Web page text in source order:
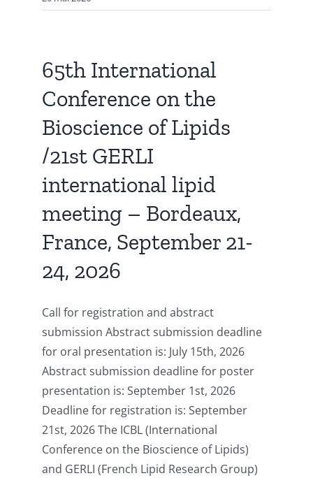
65th International
Conference on the
Bioscience of Lipids
/21st GERLI
international lipid
meeting – Bordeaux,
France, September 21-
24, 2026
Call for registration and abstract
submission Abstract submission deadline
for oral presentation is: July 15th, 2026
Abstract submission deadline for poster
presentation is: September 1st, 2026
Deadline for registration is: September
21st, 2026 The ICBL (International
Conference on the Bioscience of Lipids)
and GERLI (French Lipid Research Group)